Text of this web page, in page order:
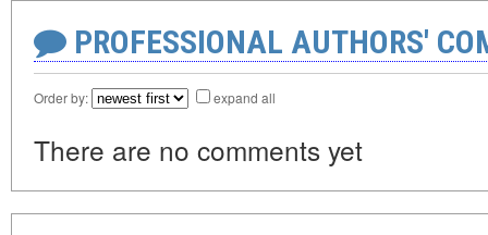
PROFESSIONAL AUTHORS'
Order by: expand all
There are no comments yet